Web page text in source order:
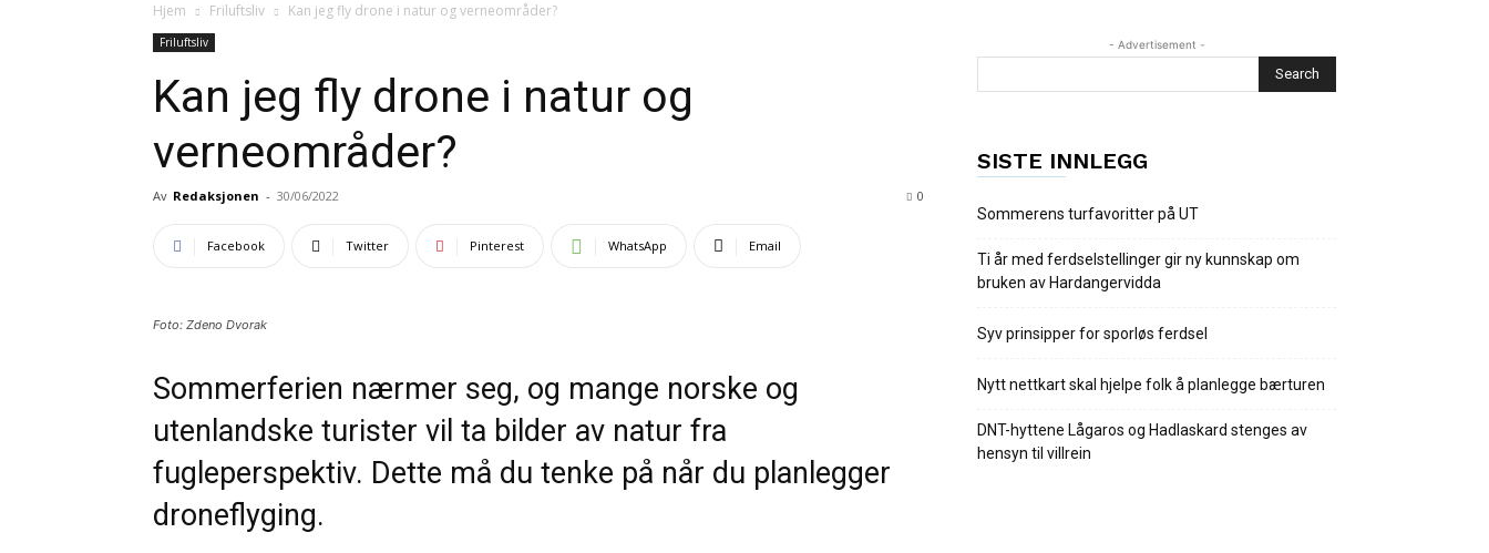
Hjem Friluftsliv Kan jeg fly drone i natur og verneområder?
Friluftsliv
Kan jeg fly drone i natur og
verneområder?
Av Redaksjonen - 30/06/2022 0
Facebook Twitter Pinterest WhatsApp Email
Foto: Zdeno Dvorak
Sommerferien nærmer seg, og mange norske og
utenlandske turister vil ta bilder av natur fra
fugleperspektiv. Dette må du tenke på når du planlegger
droneflyging.
- Advertisement -
SISTE INNLEGG
Sommerens turfavoritter på UT
Ti år med ferdselstellinger gir ny kunnskap om
bruken av Hardangervidda
Syv prinsipper for sporløs ferdsel
Nytt nettkart skal hjelpe folk å planlegge bærturen
DNT-hyttene Lågaros og Hadlaskard stenges av
hensyn til villrein